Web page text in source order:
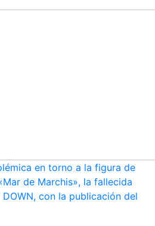
en torno a la figura de
de Marchis», la fallecida
con la publicación del